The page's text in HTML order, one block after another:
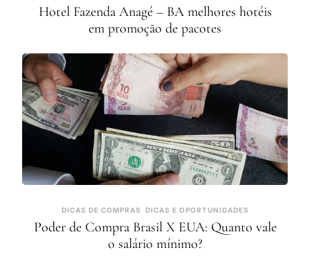
Hotel Fazenda Anagé – BA melhores hotéis
em promoção de pacotes
DICAS DE COMPRAS DICAS E OPORTUNIDADES
Poder de Compra Brasil X EUA: Quanto vale
o salário mínimo?